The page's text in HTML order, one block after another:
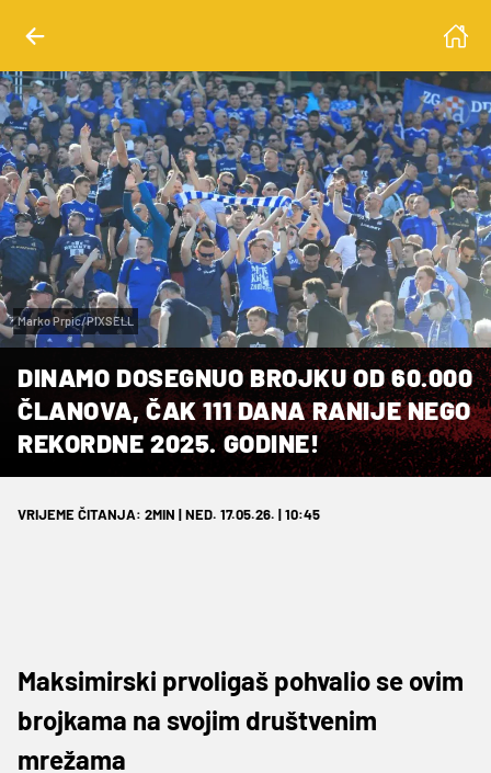
Marko Prpic/PIXSELL
DINAMO DOSEGNUO BROJKU OD 60.000
ČLANOVA, ČAK 111 DANA RANIJE NEGO
REKORDNE 2025. GODINE!
VRIJEME ČITANJA: 2MIN | NED. 17.05.26. | 10:45
Maksimirski prvoligaš pohvalio se ovim
brojkama na svojim društvenim
mrežama